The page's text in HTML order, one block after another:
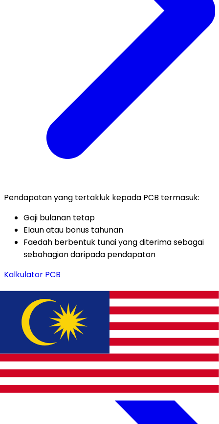
Pendapatan yang tertakluk kepada PCB termasuk:
Gaji bulanan tetap
Elaun atau bonus tahunan
Faedah berbentuk tunai yang diterima sebagai
sebahagian daripada pendapatan
Kalkulator PCB